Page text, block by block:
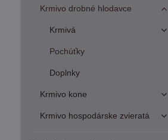
Krmivo drobné hlodavce
Krmivá
Pochúťky
Doplnky
Krmivo kone
Krmivo hospodárske zvieratá